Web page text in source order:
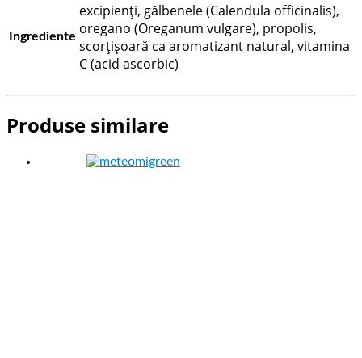
Ingrediente
excipienți, gălbenele (Calendula officinalis),
oregano (Oreganum vulgare), propolis,
scorţişoară ca aromatizant natural, vitamina
C (acid ascorbic)
Produse similare